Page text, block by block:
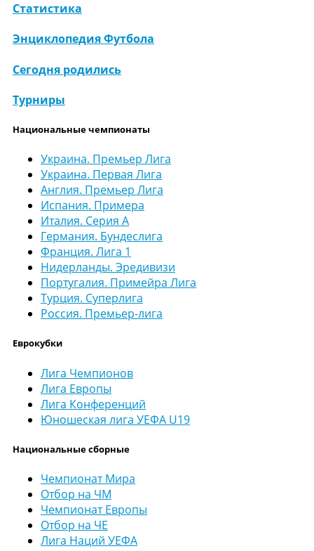
Статистика
Энциклопедия Футбола
Сегодня родились
Турниры
Национальные чемпионаты
Украина. Премьер Лига
Украина. Первая Лига
Англия. Премьер Лига
Испания. Примера
Италия. Серия А
Германия. Бундеслига
Франция. Лига 1
Нидерланды. Эредивизи
Португалия. Примейра Лига
Турция. Суперлига
Россия. Премьер-лига
Еврокубки
Лига Чемпионов
Лига Европы
Лига Конференций
Юношеская лига УЕФА U19
Национальные сборные
Чемпионат Мира
Отбор на ЧМ
Чемпионат Европы
Отбор на ЧЕ
Лига Наций УЕФА